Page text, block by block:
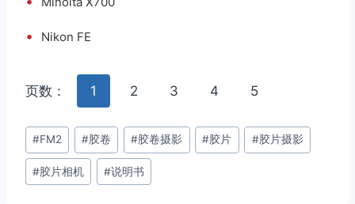
• Nikon FE
页数： 1 2 3 4 5
文
章
标
#FM2 #胶卷 #胶卷摄影 #胶片 #胶片摄影
#胶片相机 #说明书